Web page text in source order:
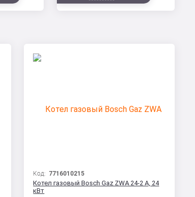
Код: 7716010215
Котел газовый Bosch Gaz ZWA 24-2 A, 24
кВт